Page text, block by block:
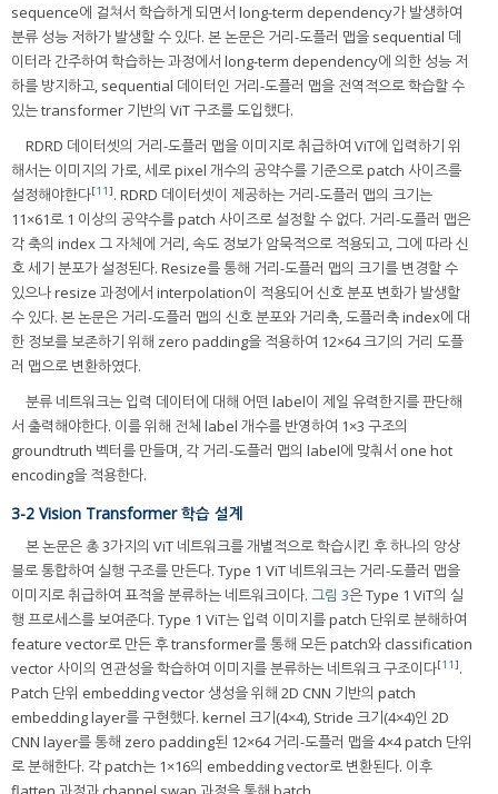
sequence에 걸쳐서 학습하게 되면서 long-term dependency가 발생하여
분류 성능 저하가 발생할 수 있다. 본 논문은 거리-도플러 맵을 sequential 데
이터라 간주하여 학습하는 과정에서 long-term dependency에 의한 성능 저
하를 방지하고, sequential 데이터인 거리-도플러 맵을 전역적으로 학습할 수
있는 transformer 기반의 ViT 구조를 도입했다.
RDRD 데이터셋의 거리-도플러 맵을 이미지로 취급하여 ViT에 입력하기 위
해서는 이미지의 가로, 세로 pixel 개수의 공약수를 기준으로 patch 사이즈를
설정해야한다[11]. RDRD 데이터셋이 제공하는 거리-도플러 맵의 크기는
11×61로 1 이상의 공약수를 patch 사이즈로 설정할 수 없다. 거리-도플러 맵은
각 축의 index 그 자체에 거리, 속도 정보가 암묵적으로 적용되고, 그에 따라 신
호 세기 분포가 설정된다. Resize를 통해 거리-도플러 맵의 크기를 변경할 수
있으나 resize 과정에서 interpolation이 적용되어 신호 분포 변화가 발생할
수 있다. 본 논문은 거리-도플러 맵의 신호 분포와 거리축, 도플러축 index에 대
한 정보를 보존하기 위해 zero padding을 적용하여 12×64 크기의 거리 도플
러 맵으로 변환하였다.
분류 네트워크는 입력 데이터에 대해 어떤 label이 제일 유력한지를 판단해
서 출력해야한다. 이를 위해 전체 label 개수를 반영하여 1×3 구조의
groundtruth 벡터를 만들며, 각 거리-도플러 맵의 label에 맞춰서 one hot
encoding을 적용한다.
3-2 Vision Transformer 학습 설계
본 논문은 총 3가지의 ViT 네트워크를 개별적으로 학습시킨 후 하나의 앙상
블로 통합하여 실행 구조를 만든다. Type 1 ViT 네트워크는 거리-도플러 맵을
이미지로 취급하여 표적을 분류하는 네트워크이다. 그림 3은 Type 1 ViT의 실
행 프로세스를 보여준다. Type 1 ViT는 입력 이미지를 patch 단위로 분해하여
feature vector로 만든 후 transformer를 통해 모든 patch와 classification
vector 사이의 연관성을 학습하여 이미지를 분류하는 네트워크 구조이다[11].
Patch 단위 embedding vector 생성을 위해 2D CNN 기반의 patch
embedding layer를 구현했다. kernel 크기(4×4), Stride 크기(4×4)인 2D
CNN layer를 통해 zero padding된 12×64 거리-도플러 맵을 4×4 patch 단위
로 분해한다. 각 patch는 1×16의 embedding vector로 변환된다. 이후